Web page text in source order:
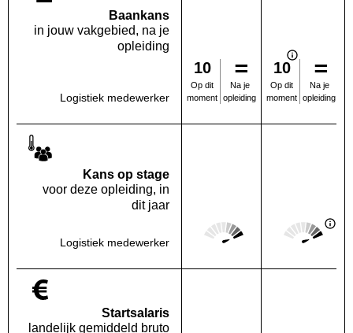
Baankans
in jouw vakgebied, na je
opleiding
Logistiek medewerker
10
Op dit
moment
Na je
opleiding
10
Op dit
moment
Na je
opleiding
Kans op stage
voor deze opleiding, in
dit jaar
Logistiek medewerker Deze regio:
Score: 5 van 5
Landelijk
Score: 5 van
Startsalaris
landelijk gemiddeld bruto